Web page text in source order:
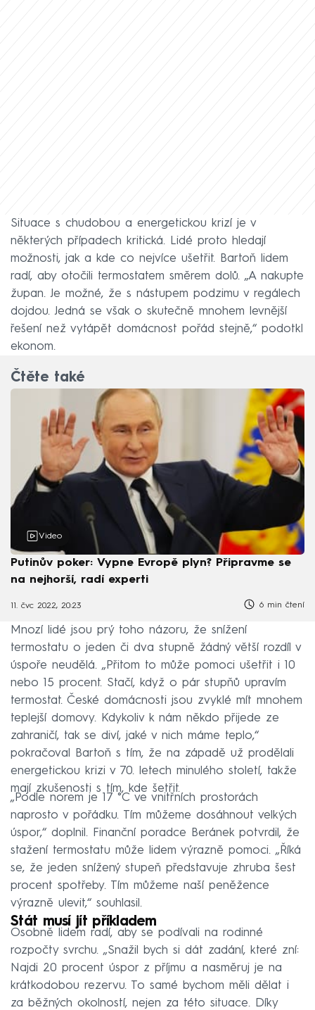
Situace s chudobou a energetickou krizí je v
některých případech kritická. Lidé proto hledají
možnosti, jak a kde co nejvíce ušetřit. Bartoň lidem
radí, aby otočili termostatem směrem dolů. „A nakupte
župan. Je možné, že s nástupem podzimu v regálech
dojdou. Jedná se však o skutečně mnohem levnější
řešení než vytápět domácnost pořád stejně,“ podotkl
ekonom.
Čtěte také
Video
Putinův poker: Vypne Evropě plyn? Připravme se
na nejhorší, radí experti
11. čvc 2022, 20:23 6 min čtení
Mnozí lidé jsou prý toho názoru, že snížení
termostatu o jeden či dva stupně žádný větší rozdíl v
úspoře neudělá. „Přitom to může pomoci ušetřit i 10
nebo 15 procent. Stačí, když o pár stupňů upravím
termostat. České domácnosti jsou zvyklé mít mnohem
teplejší domovy. Kdykoliv k nám někdo přijede ze
zahraničí, tak se diví, jaké v nich máme teplo,“
pokračoval Bartoň s tím, že na západě už prodělali
energetickou krizi v 70. letech minulého století, takže
mají zkušenosti s tím, kde šetřit.
„Podle norem je 17 °C ve vnitřních prostorách
naprosto v pořádku. Tím můžeme dosáhnout velkých
úspor,“ doplnil. Finanční poradce Beránek potvrdil, že
stažení termostatu může lidem výrazně pomoci. „Říká
se, že jeden snížený stupeň představuje zhruba šest
procent spotřeby. Tím můžeme naší peněžence
výrazně ulevit,“ souhlasil.
Stát musí jít příkladem
Osobně lidem radí, aby se podívali na rodinné
rozpočty svrchu. „Snažil bych si dát zadání, které zní:
Najdi 20 procent úspor z příjmu a nasměruj je na
krátkodobou rezervu. To samé bychom měli dělat i
za běžných okolností, nejen za této situace. Díky